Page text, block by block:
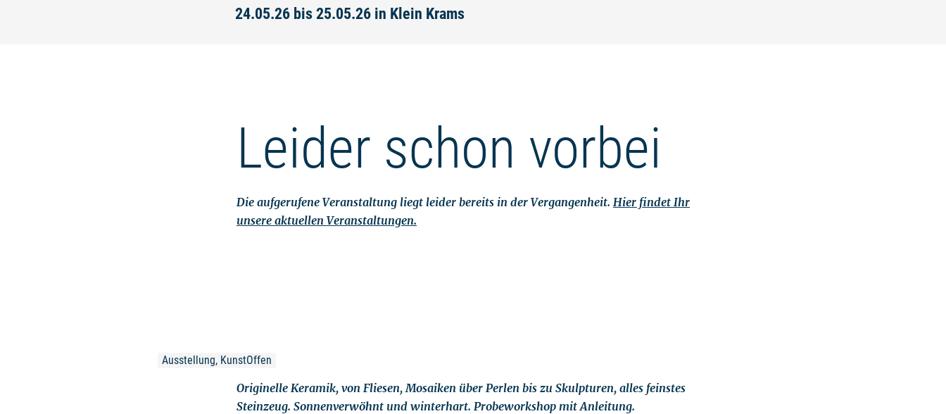
24.05.26 bis 25.05.26 in Klein Krams
Leider schon vorbei
Die aufgerufene Veranstaltung liegt leider bereits in der Vergangenheit. Hier findet Ihr
unsere aktuellen Veranstaltungen.
Ausstellung, KunstOffen
Originelle Keramik, von Fliesen, Mosaiken über Perlen bis zu Skulpturen, alles feinstes
Steinzeug. Sonnenverwöhnt und winterhart. Probeworkshop mit Anleitung.